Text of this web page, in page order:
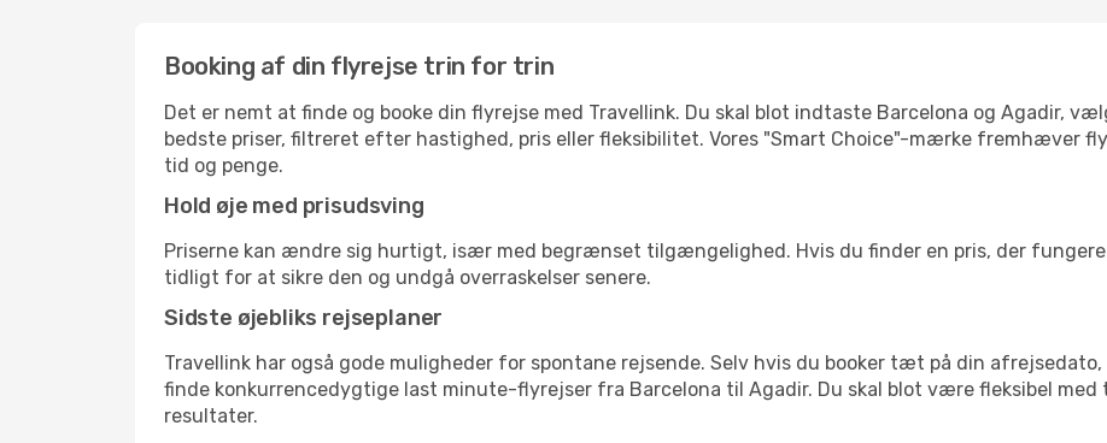
Booking af din flyrejse trin for trin
Det er nemt at finde og booke din flyrejse med Travellink. Du skal blot indtaste Barcelona og Agadir,
bedste priser, filtreret efter hastighed, pris eller fleksibilitet. Vores "Smart Choice"-mærke fremhæver
tid og penge.
Hold øje med prisudsving
Priserne kan ændre sig hurtigt, især med begrænset tilgængelighed. Hvis du finder en pris, der
tidligt for at sikre den og undgå overraskelser senere.
Sidste øjebliks rejseplaner
Travellink har også gode muligheder for spontane rejsende. Selv hvis du booker tæt på din
finde konkurrencedygtige last minute-flyrejser fra Barcelona til Agadir. Du skal blot være fleksibel
resultater.